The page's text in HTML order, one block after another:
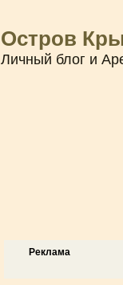
Остров
Личный блог и
Реклама